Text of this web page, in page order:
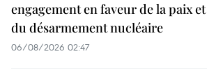
engagement en faveur de la paix et
du désarmement nucléaire
06/08/2026 02:47